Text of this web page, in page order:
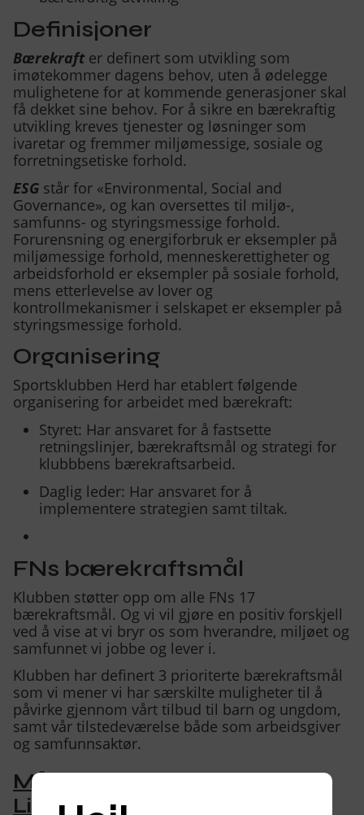
Definisjoner
Bærekraft er definert som utvikling som
imøtekommer dagens behov, uten å ødelegge
mulighetene for at kommende generasjoner skal
få dekket sine behov. For å sikre en bærekraftig
utvikling kreves tjenester og løsninger som
ivaretar og fremmer miljømessige, sosiale og
forretningsetiske forhold.
ESG står for «Environmental, Social and
Governance», og kan oversettes til miljø-,
samfunns- og styringsmessige forhold.
Forurensning og energiforbruk er eksempler på
miljømessige forhold, menneskerettigheter og
arbeidsforhold er eksempler på sosiale forhold,
mens etterlevelse av lover og
kontrollmekanismer i selskapet er eksempler på
styringsmessige forhold.
Organisering
Sportsklubben Herd har etablert følgende
organisering for arbeidet med bærekraft:
Styret: Har ansvaret for å fastsette
retningslinjer, bærekraftsmål og strategi for
klubbbens bærekraftsarbeid.
Daglig leder: Har ansvaret for å
implementere strategien samt tiltak.
FNs bærekraftsmål
Klubben støtter opp om alle FNs 17
bærekraftsmål. Og vi vil gjøre en positiv forskjell
ved å vise at vi bryr os som hverandre, miljøet og
samfunnet vi jobbe og lever i.
Klubben har definert 3 prioriterte bærekraftsmål
som vi mener vi har særskilte muligheter til å
påvirke gjennom vårt tilbud til barn og ungdom,
samt vår tilstedeværelse både som arbeidsgiver
og samfunnsaktør.
Mål 3: God helse og
Livskvalitet